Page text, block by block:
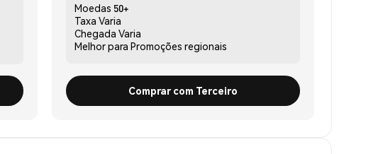
Moedas 50+
Taxa Varia
Chegada Varia
Melhor para Promoções regionais
Comprar com Terceiro